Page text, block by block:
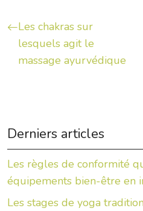
Les chakras sur
lesquels agit le
massage ayurvédique
Derniers articles
Les règles de conformité
équipements bien-être en
Les stages de yoga